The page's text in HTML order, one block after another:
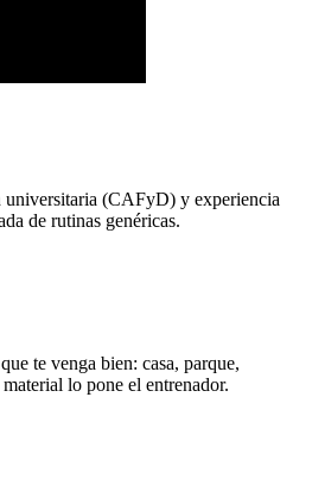
universitaria (CAFyD) y experiencia
de rutinas genéricas.
te venga bien: casa, parque,
lo pone el entrenador.